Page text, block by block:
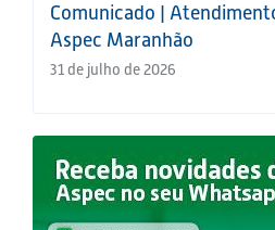
Comunicado |
Aspec Maranhão
31 de julho de 2026